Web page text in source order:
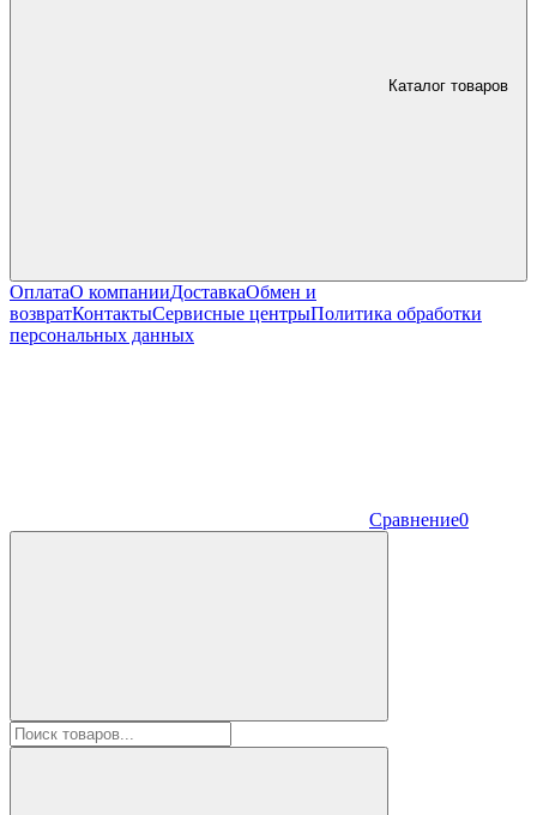
Каталог товаров
ОплатаО компанииДоставкаОбмен и
возвратКонтактыСервисные центрыПолитика обработки
персональных данных
Сравнение0